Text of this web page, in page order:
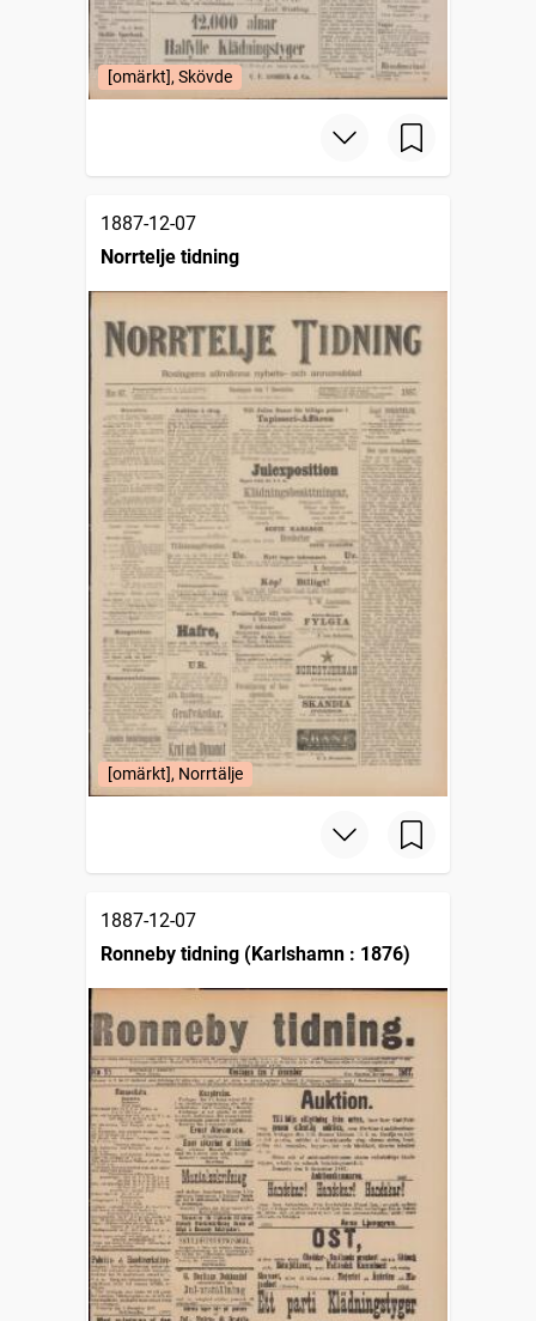
[omärkt], Skövde
1887-12-07
Norrtelje tidning
[omärkt], Norrtälje
1887-12-07
Ronneby tidning (Karlshamn : 1876)